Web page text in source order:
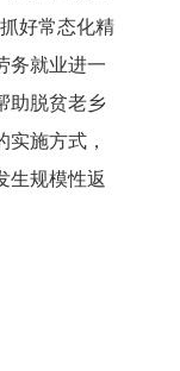
好常态化精
务就业进一
助脱贫老乡
施方式，
生规模性返